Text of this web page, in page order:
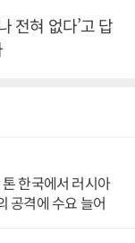
전혀 없다’고 답
한국에서 러시아
공격에 수요 늘어